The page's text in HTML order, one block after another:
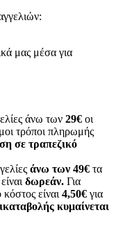
μας μέσα για
άνω των 29€ οι
τρόποι πληρωμής
σε τραπεζικό
άνω των 49€ τα
δωρεάν. Για
κόστος είναι 4,50€ για
κυμαίνεται